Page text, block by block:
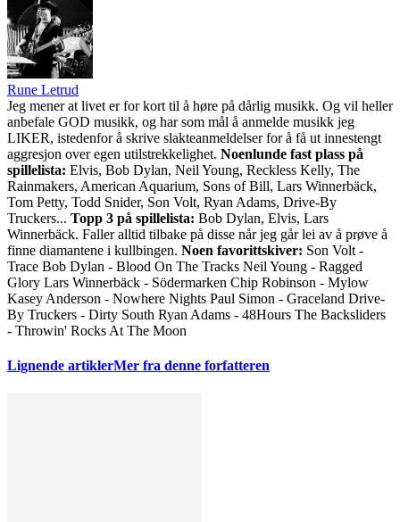
Rune Letrud
Jeg mener at livet er for kort til å høre på dårlig musikk. Og vil heller
anbefale GOD musikk, og har som mål å anmelde musikk jeg
LIKER, istedenfor å skrive slakteanmeldelser for å få ut innestengt
aggresjon over egen utilstrekkelighet. Noenlunde fast plass på
spillelista: Elvis, Bob Dylan, Neil Young, Reckless Kelly, The
Rainmakers, American Aquarium, Sons of Bill, Lars Winnerbäck,
Tom Petty, Todd Snider, Son Volt, Ryan Adams, Drive-By
Truckers... Topp 3 på spillelista: Bob Dylan, Elvis, Lars
Winnerbäck. Faller alltid tilbake på disse når jeg går lei av å prøve å
finne diamantene i kullbingen. Noen favorittskiver: Son Volt -
Trace Bob Dylan - Blood On The Tracks Neil Young - Ragged
Glory Lars Winnerbäck - Södermarken Chip Robinson - Mylow
Kasey Anderson - Nowhere Nights Paul Simon - Graceland Drive-
By Truckers - Dirty South Ryan Adams - 48Hours The Backsliders
- Throwin' Rocks At The Moon
Lignende artiklerMer fra denne forfatteren